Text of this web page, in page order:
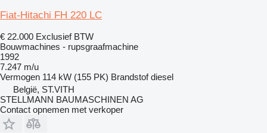
Fiat-Hitachi FH 220 LC
€ 22.000 Exclusief BTW
Bouwmachines - rupsgraafmachine
1992
7.247 m/u
Vermogen 114 kW (155 PK) Brandstof diesel
België, ST.VITH
STELLMANN BAUMASCHINEN AG
Contact opnemen met verkoper